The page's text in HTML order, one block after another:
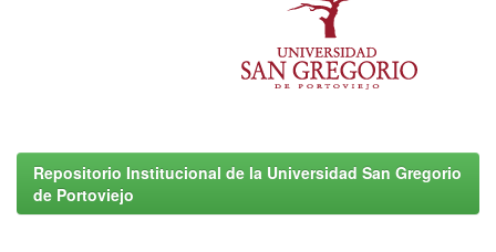
Repositorio Institucional de la Universidad San Gregorio
de Portoviejo